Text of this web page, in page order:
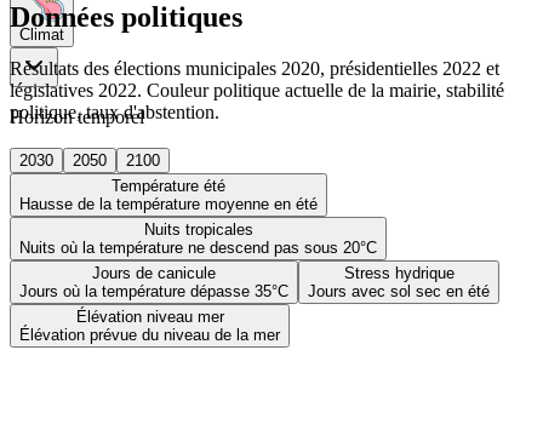
Climat
Horizon temporel
2030 2050
2100
Température été
Hausse de la température moyenne en été
Nuits tropicales
Nuits où la température ne descend pas sous 20°C
Jours de canicule
Jours où la température dépasse 35°C
Stress hydrique
Jours avec sol sec en été
Élévation niveau mer
Élévation prévue du niveau de la mer
Données politiques
Résultats des élections municipales 2020, présidentielles 2022 et
législatives 2022. Couleur politique actuelle de la mairie, stabilité
politique, taux d'abstention.